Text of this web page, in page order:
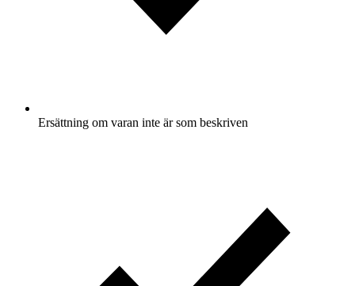
Ersättning om varan inte är som beskriven